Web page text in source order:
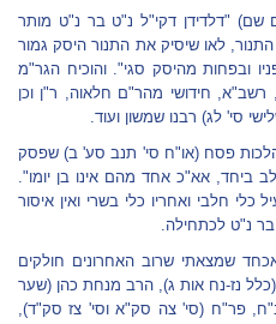
שם) "דלדידן דקי"ל נ"ט בר נ"ט מותר
לאו שיסיק את התנור היסק גמור
ובפחות מהיסק סגי". והוכיח הגר"מ
רשב"א, חידושי מהר"ם חלאוה, ר"ן וכן
סי' לג) רבנו שמשון ועוד.
פסח (או"ח סי' תנב סע' ב) שפסק
ביחד, אא"כ אחד מהם אינו בן יומו".
חלבי ואחריו כלי בשרי ואין איסור
נ"ט לכתחילה.
שמצאתי שרוב האחרונים חולקים
נז-נח אות ג), הרב מנחת כהן (שער
פר"ח (סי' צה סק"א וסי' צז סק"ד),